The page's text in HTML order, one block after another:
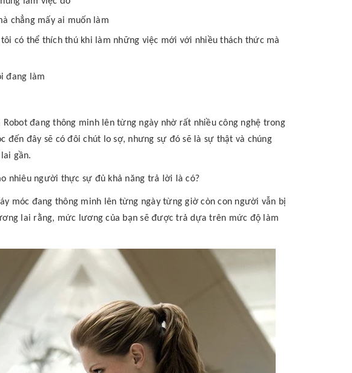
chẳng mấy ai muốn làm
có thể thích thú khi làm những việc mới với nhiều thách thức mà
đang làm
đang thông minh lên từng ngày nhờ rất nhiều công nghệ trong
đây sẽ có đôi chút lo sợ, nhưng sự đó sẽ là sự thật và chúng
gần.
nhiêu người thực sự đủ khả năng trả lời là có?
móc đang thông minh lên từng ngày từng giờ còn con người vẫn bị
lai rằng, mức lương của bạn sẽ được trả dựa trên mức độ làm